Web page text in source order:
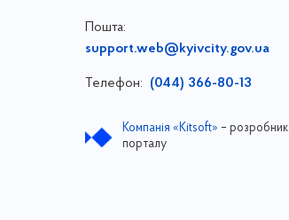
Пошта:
support.web@kyivcity.gov.ua
Телефон: (044) 366-80-13
Компанія «Kitsoft» – розробник
порталу